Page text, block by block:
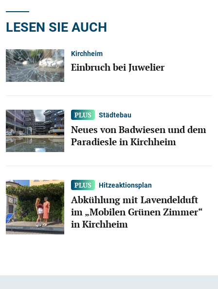
LESEN SIE AUCH
Kirchheim
Einbruch bei Juwelier
Städtebau
Neues von Badwiesen und dem
Paradiesle in Kirchheim
Hitzeaktionsplan
Abkühlung mit Lavendelduft
im „Mobilen Grünen Zimmer“
in Kirchheim